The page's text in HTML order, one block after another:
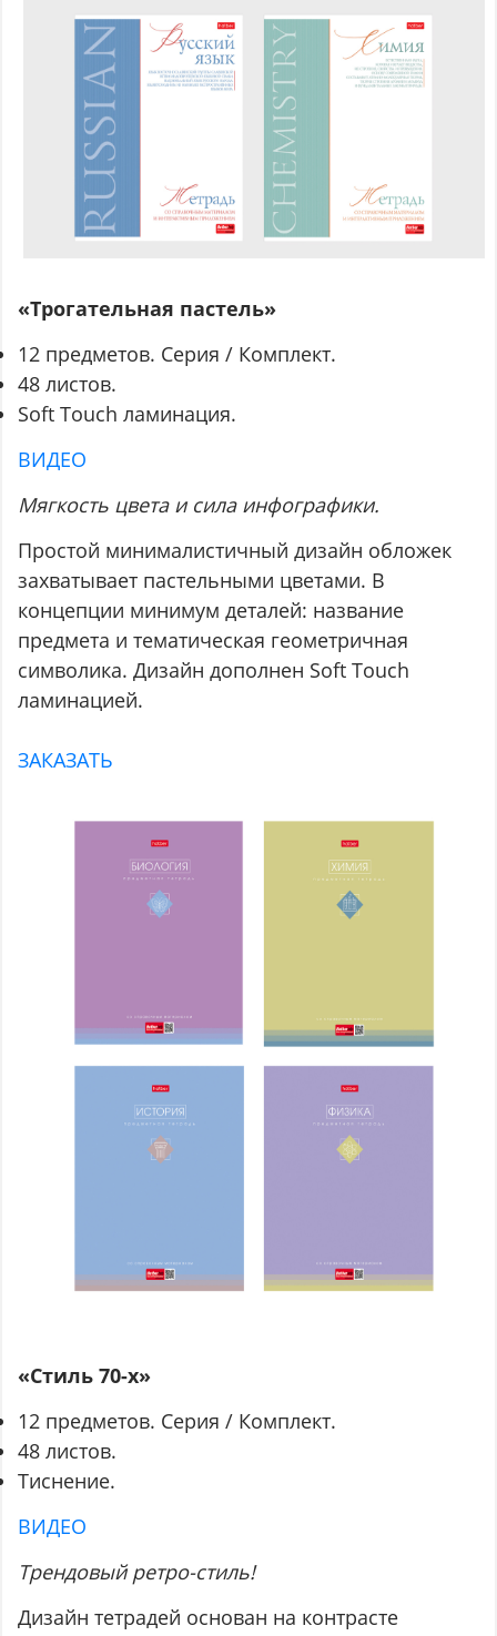
«Трогательная пастель»
12 предметов. Серия / Комплект.
48 листов.
Soft Touch ламинация.
ВИДЕО
Мягкость цвета и сила инфографики.
Простой минималистичный дизайн обложек
захватывает пастельными цветами. В
концепции минимум деталей: название
предмета и тематическая геометричная
символика. Дизайн дополнен Soft Touch
ламинацией.
ЗАКАЗАТЬ
«Стиль 70-х»
12 предметов. Серия / Комплект.
48 листов.
Тиснение.
ВИДЕО
Трендовый ретро-стиль!
Дизайн тетрадей основан на контрасте